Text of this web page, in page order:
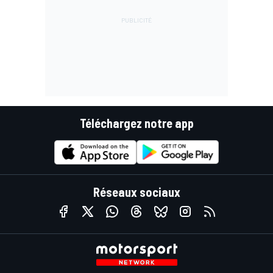
Téléchargez notre app
Réseaux sociaux